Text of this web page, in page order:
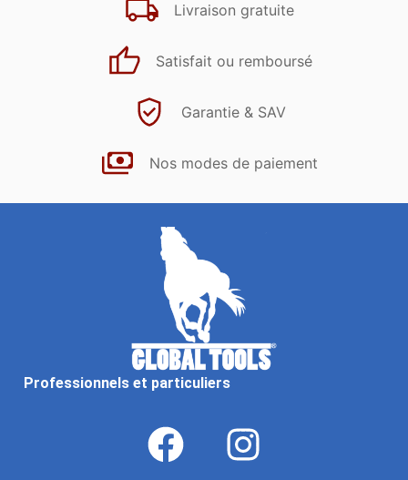
Livraison gratuite
Satisfait ou remboursé
Garantie & SAV
Nos modes de paiement
Professionnels et particuliers